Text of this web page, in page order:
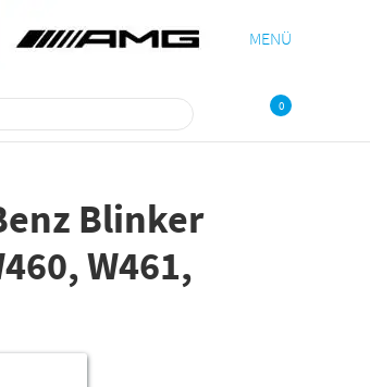
MENÜ
0
Blinker
W461,